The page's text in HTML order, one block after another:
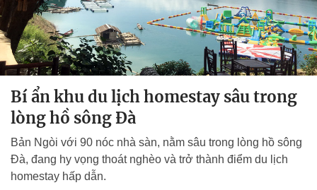
Bí ẩn khu du lịch homestay sâu trong
lòng hồ sông Đà
Bản Ngòi với 90 nóc nhà sàn, nằm sâu trong lòng hồ sông
Đà, đang hy vọng thoát nghèo và trở thành điểm du lịch
homestay hấp dẫn.